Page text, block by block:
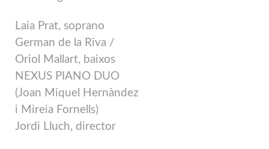
Laia Prat, soprano
German de la Riva /
Oriol Mallart, baixos
NEXUS PIANO DUO
(Joan Miquel Hernàndez
i Mireia Fornells)
Jordi Lluch, director